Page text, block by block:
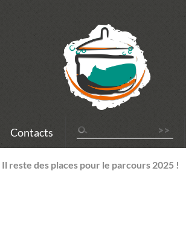
Contacts
Il reste des places pour le parcours 2025 !